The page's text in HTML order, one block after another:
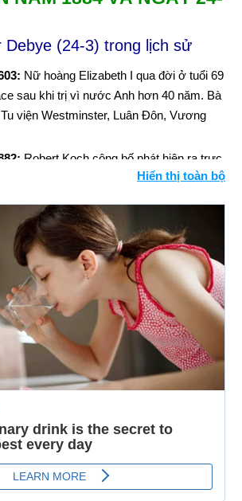
Debye (24-3) trong lịch sử
Nữ hoàng Elizabeth I qua đời ở tuổi 69
sau khi trị vì nước Anh hơn 40 năm. Bà
viện Westminster, Luân Đôn, Vương
Robert Koch công bố phát hiện ra trực
Laurence Olivier's Hamlet trở thành bộ
giải Oscar.
Ngôi sao nhạc rock 'n' roll Elvis Presley
Hoa Kỳ trong hai năm.
Trong một trong những vụ tràn dầu tồi tệ
đây, tàu chở dầu Exxon Valdez mắc cạn
dầu vào Prince William Sound.
NATO bắt đầu tiến hành các cuộc
Serbia ngừng các hành động thù địch
Kosovo.
tiên giành giải Oscar cho nữ diễn viên
và Denzel Washington trở thành diễn viên
hai nhận được giải nam diễn viên chính
Hiển thị toàn bộ